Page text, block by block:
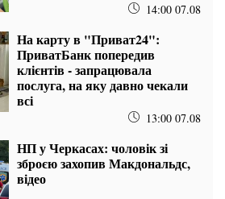
14:00 07.08
На карту в "Приват24":
ПриватБанк попередив
клієнтів - запрацювала
послуга, на яку давно чекали
всі
13:00 07.08
НП у Черкасах: чоловік зі
зброєю захопив Макдональдс,
відео